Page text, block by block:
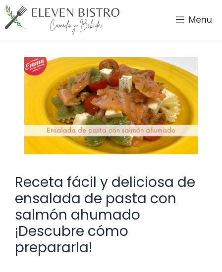
Saltar
al
contenido
Menu
Receta fácil y deliciosa de
ensalada de pasta con
salmón ahumado
¡Descubre cómo
prepararla!